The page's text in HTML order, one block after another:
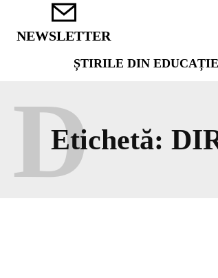
NEWSLETTER
ȘTIRILE DIN EDUCAȚIE
Etichetă:
D